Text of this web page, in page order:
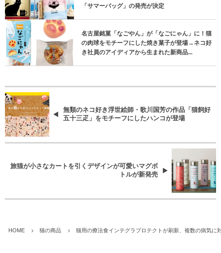
「サマーバッグ」の発売が決定
名古屋銘菓「なごやん」が「なごにゃん」に！猫
の肉球をモチーフにした焼き菓子が登場→ネコ好
き社員のアイディアから生まれた新商品...
無類のネコ好き浮世絵師・歌川国芳の作品「猫飼好
五十三疋」をモチーフにしたハンコが登場
旅猫が小さなカートを引くデザインが可愛いマグボ
トルが新発売
HOME 猫の商品 猫用の療法食インテグラプロテクトが刷新、複数の病気に